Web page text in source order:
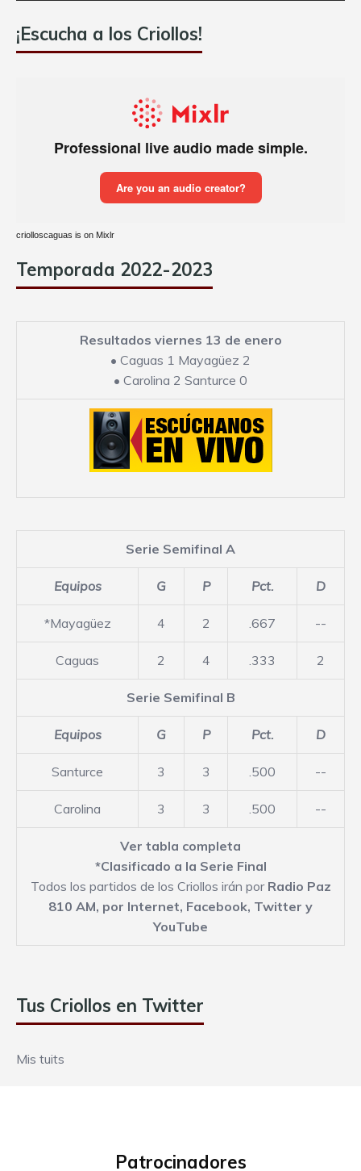
¡Escucha a los Criollos!
criolloscaguas is on Mixlr
Temporada 2022-2023
Resultados viernes 13 de enero
• Caguas 1 Mayagüez 2
• Carolina 2 Santurce 0
Serie Semifinal A
Equipos G P Pct. D
*Mayagüez 4 2 .667 --
Caguas 2 4 .333 2
Serie Semifinal B
Equipos G P Pct. D
Santurce 3 3 .500 --
Carolina 3 3 .500 --
Ver tabla completa
*Clasificado a la Serie Final
Todos los partidos de los Criollos irán por Radio Paz
810 AM, por Internet, Facebook, Twitter y
YouTube
Tus Criollos en Twitter
Mis tuits
Patrocinadores